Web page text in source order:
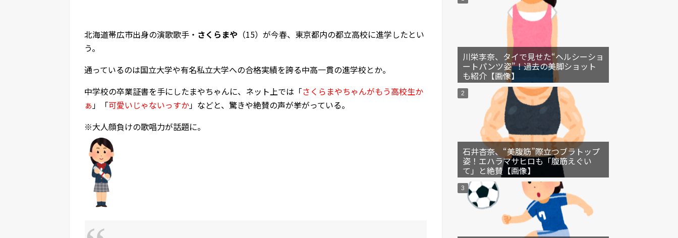
北海道帯広市出身の演歌歌手・ さくらまや （15）が今春、東京都内の都立高校に進学したとい
う。
通っているのは国立大学や有名私立大学への合格実績を誇る中高一貫の進学校とか。
中学校の卒業証書を手にしたまやちゃんに、ネット上では「さくらまやちゃんがもう高校生か
ぁ 」「可愛いじゃないっすか」などと、驚きや絶賛の声が挙がっている。
※大人顔負けの歌唱力が話題に。
川栄李奈、タイで見せた“ヘルシーショ
ートパンツ姿”！過去の美脚ショット
も紹介【画像】
石井杏奈、“美腹筋”際立つブラトップ
姿！エハラマサヒロも「腹筋えぐい
て」と絶賛【画像】